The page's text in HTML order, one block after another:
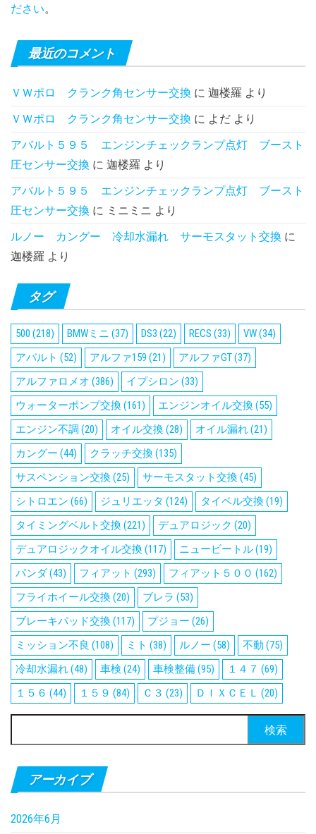
ださい。
最近のコメント
ＶＷポロ クランク角センサー交換 に 迦楼羅 より
ＶＷポロ クランク角センサー交換 に よだ より
アバルト５９５ エンジンチェックランプ点灯 ブースト
圧センサー交換 に 迦楼羅 より
アバルト５９５ エンジンチェックランプ点灯 ブースト
圧センサー交換 に ミニミニ より
ルノー カングー 冷却水漏れ サーモスタット交換 に
迦楼羅 より
タグ
500 (218) BMWミニ (37) DS3 (22) RECS (33) VW(34)
アバルト (52) アルファ159 (21) アルファGT(37)
アルファロメオ (386) イプシロン (33)
ウォーターポンプ交換(161) エンジンオイル交換(55)
エンジン不調 (20) オイル交換(28) オイル漏れ(21)
カングー (44) クラッチ交換(135)
サスペンション交換(25) サーモスタット交換(45)
シトロエン (66) ジュリエッタ (124) タイベル交換(19)
タイミングベルト交換(221) デュアロジック (20)
デュアロジックオイル交換(117) ニュービートル(19)
パンダ(43) フィアット (293) フィアット５００ (162)
フライホイール交換(20) ブレラ (53)
ブレーキパッド交換(117) プジョー (26)
ミッション不良 (108) ミト (38) ルノー (58) 不動 (75)
冷却水漏れ(48) 車検 (24) 車検整備(95) １４７ (69)
１５６ (44) １５９ (84) Ｃ３ (23) ＤＩＸＣＥＬ (20)
索:
アーカイブ
2026年6月